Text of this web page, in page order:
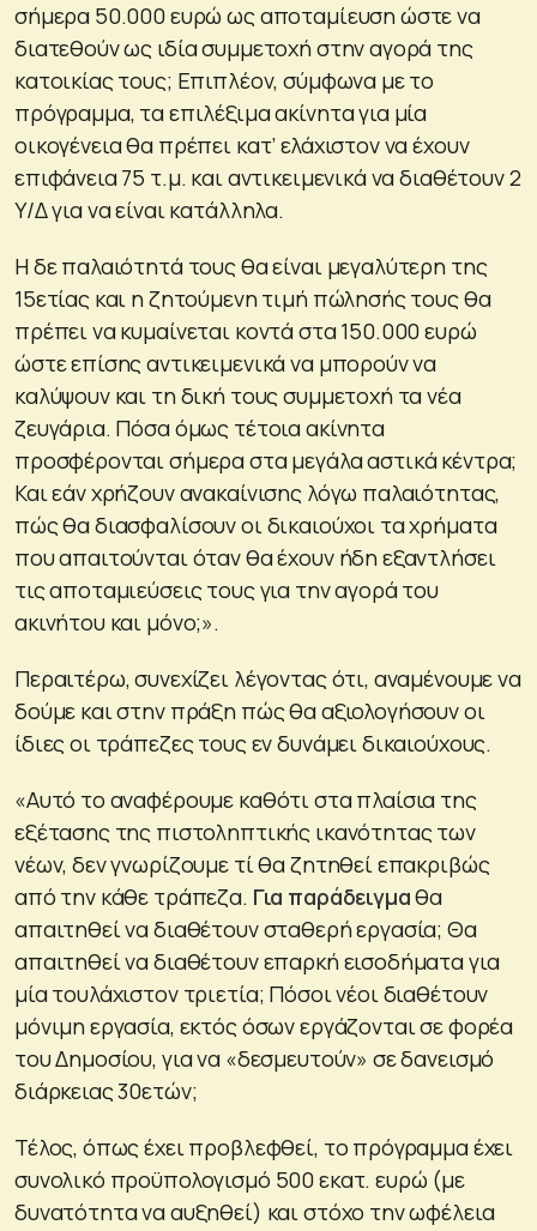
σήμερα 50.000 ευρώ ως αποταμίευση ώστε να
διατεθούν ως ιδία συμμετοχή στην αγορά της
κατοικίας τους; Επιπλέον, σύμφωνα με το
πρόγραμμα, τα επιλέξιμα ακίνητα για μία
οικογένεια θα πρέπει κατ’ ελάχιστον να έχουν
επιφάνεια 75 τ.μ. και αντικειμενικά να διαθέτουν 2
Υ/Δ για να είναι κατάλληλα.
Η δε παλαιότητά τους θα είναι μεγαλύτερη της
15ετίας και η ζητούμενη τιμή πώλησής τους θα
πρέπει να κυμαίνεται κοντά στα 150.000 ευρώ
ώστε επίσης αντικειμενικά να μπορούν να
καλύψουν και τη δική τους συμμετοχή τα νέα
ζευγάρια. Πόσα όμως τέτοια ακίνητα
προσφέρονται σήμερα στα μεγάλα αστικά κέντρα;
Και εάν χρήζουν ανακαίνισης λόγω παλαιότητας,
πώς θα διασφαλίσουν οι δικαιούχοι τα χρήματα
που απαιτούνται όταν θα έχουν ήδη εξαντλήσει
τις αποταμιεύσεις τους για την αγορά του
ακινήτου και μόνο;».
Περαιτέρω, συνεχίζει λέγοντας ότι, αναμένουμε να
δούμε και στην πράξη πώς θα αξιολογήσουν οι
ίδιες οι τράπεζες τους εν δυνάμει δικαιούχους.
«Αυτό το αναφέρουμε καθότι στα πλαίσια της
εξέτασης της πιστοληπτικής ικανότητας των
νέων, δεν γνωρίζουμε τί θα ζητηθεί επακριβώς
από την κάθε τράπεζα. Για παράδειγμαθα
απαιτηθεί να διαθέτουν σταθερή εργασία; Θα
απαιτηθεί να διαθέτουν επαρκή εισοδήματα για
μία τουλάχιστον τριετία; Πόσοι νέοι διαθέτουν
μόνιμη εργασία, εκτός όσων εργάζονται σε φορέα
του Δημοσίου, για να «δεσμευτούν» σε δανεισμό
διάρκειας 30ετών;
Τέλος, όπως έχει προβλεφθεί, το πρόγραμμα έχει
συνολικό προϋπολογισμό 500 εκατ. ευρώ (με
δυνατότητα να αυξηθεί) και στόχο την ωφέλεια